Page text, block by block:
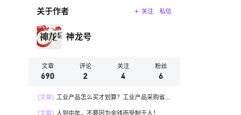
关于作者 关注 私信
神龙号
文章
690
评论
2
关注
4
粉丝
6
[文章] 工业产品怎么买才划算？工业产品采购省
[文章] 人到中年，不要因为金钱而受制于人！